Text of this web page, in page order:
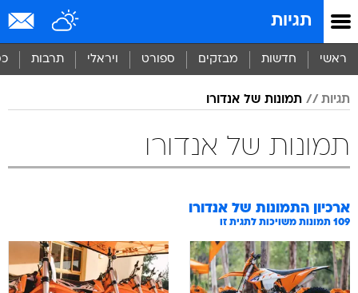
תגיות
ראשי חדשות מבזקים ספורט ויראלי תרבות
תגיות תמונות של אנדורו
תמונות של אנדורו
ארכיון התמונות של אנדורו
109 תמונות משויכות לתגית זו